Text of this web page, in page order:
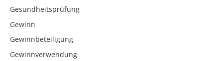
Gesundheitsprüfung
Gewinn
Gewinnbeteiligung
Gewinnverwendung